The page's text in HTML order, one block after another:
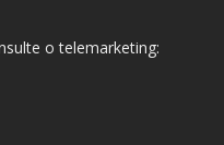
o telemarketing: